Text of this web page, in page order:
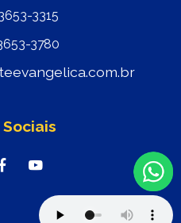
3315
3780